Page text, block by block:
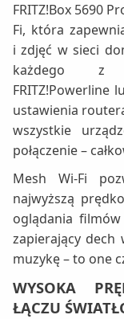
FRITZ!Box 5690
Fi, która
i zdjęć w sieci
każdego z
FRITZ!Powerline
ustawienia
wszystkie
połączenie –
Mesh Wi-Fi
najwyższą
oglądania
zapierający
muzykę – to one
WYSOKA
ŁĄCZU